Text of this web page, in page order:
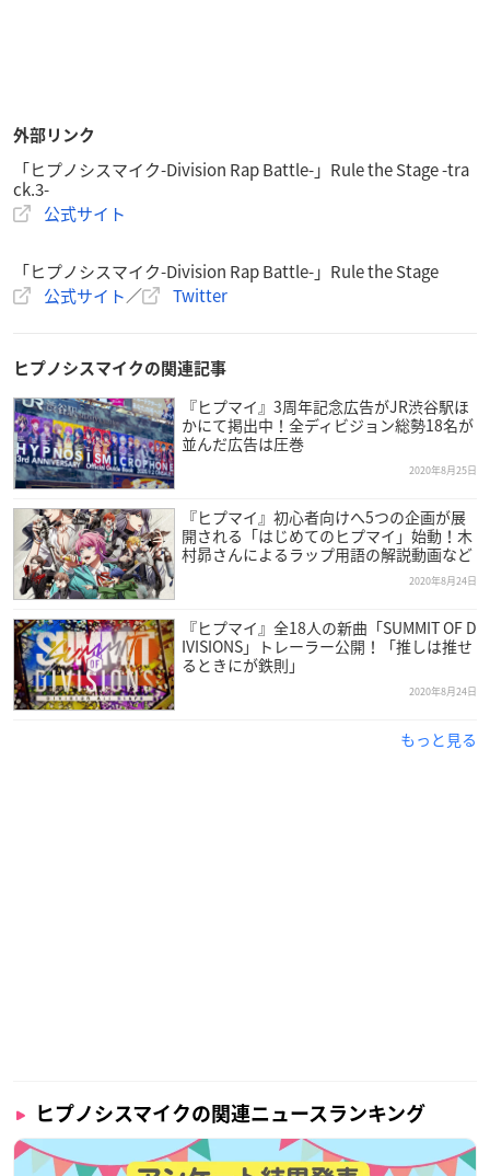
外部リンク
「ヒプノシスマイク-Division Rap Battle-」Rule the Stage -tra
ck.3-
公式サイト
「ヒプノシスマイク-Division Rap Battle-」Rule the Stage
公式サイト／ Twitter
ヒプノシスマイクの関連記事
『ヒプマイ』3周年記念広告がJR渋谷駅ほ
かにて掲出中！全ディビジョン総勢18名が
並んだ広告は圧巻
2020年8月25日
『ヒプマイ』初心者向けへ5つの企画が展
開される「はじめてのヒプマイ」始動！木
村昴さんによるラップ用語の解説動画など
2020年8月24日
『ヒプマイ』全18人の新曲「SUMMIT OF D
IVISIONS」トレーラー公開！「推しは推せ
るときにが鉄則」
2020年8月24日
もっと見る
ヒプノシスマイクの関連ニュースランキング